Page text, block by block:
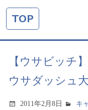
TOP
【ウサビッチ
ウサダッシュ
2011年2月8日 キ